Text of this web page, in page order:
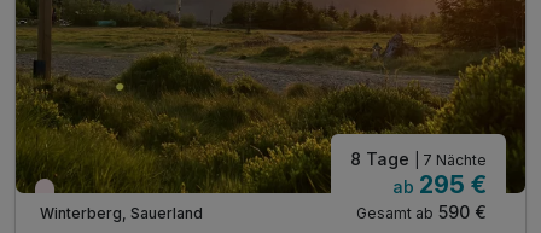
inkl. Garage für Fahrräder
inkl. Parken & WLAN
Nur noch Restplätze
Winterberg, Sauerland
8 Tage | 7 Nächte
ab 295 €
Gesamt ab 590 €